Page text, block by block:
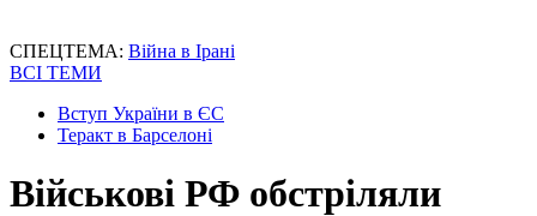
СПЕЦТЕМА: Війна в Ірані
ВСІ ТЕМИ
Вступ України в ЄС
Теракт в Барселоні
Військові РФ обстріляли